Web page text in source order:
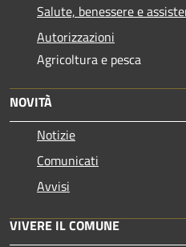
Salute, benessere e
Autorizzazioni
Agricoltura e pesca
NOVITÀ
Notizie
Comunicati
Avvisi
VIVERE IL COMUNE